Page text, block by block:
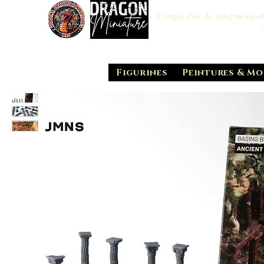
Congés d'été du 29/07 au 10/
Figurines Peintures &